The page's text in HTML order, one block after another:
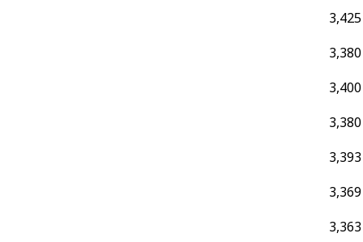
3,425
3,380
3,400
3,380
3,393
3,369
3,363